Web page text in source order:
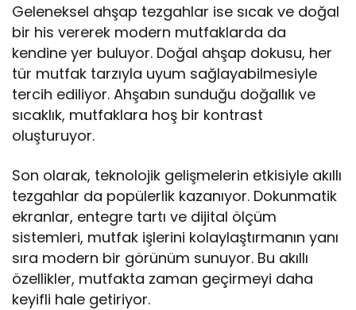
Geleneksel ahşap tezgahlar ise sıcak ve doğal
bir his vererek modern mutfaklarda da
kendine yer buluyor. Doğal ahşap dokusu, her
tür mutfak tarzıyla uyum sağlayabilmesiyle
tercih ediliyor. Ahşabın sunduğu doğallık ve
sıcaklık, mutfaklara hoş bir kontrast
oluşturuyor.
Son olarak, teknolojik gelişmelerin etkisiyle akıllı
tezgahlar da popülerlik kazanıyor. Dokunmatik
ekranlar, entegre tartı ve dijital ölçüm
sistemleri, mutfak işlerini kolaylaştırmanın yanı
sıra modern bir görünüm sunuyor. Bu akıllı
özellikler, mutfakta zaman geçirmeyi daha
keyifli hale getiriyor.